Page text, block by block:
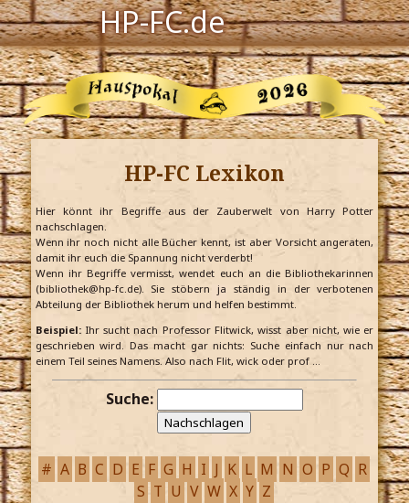
HP-FC.de
Navigation
Harry Potter
Der HP-FC
Hogwarts
Zauberwelt
Willkommen
Jetzt Fanclub-Mitglied werden!
HP-FC Lexikon
Hier könnt ihr Begriffe aus der Zauberwelt von Harry Potter
nachschlagen.
Wenn ihr noch nicht alle Bücher kennt, ist aber Vorsicht angeraten,
damit ihr euch die Spannung nicht verderbt!
Wenn ihr Begriffe vermisst, wendet euch an die Bibliothekarinnen
(bibliothek@hp-fc.de). Sie stöbern ja ständig in der verbotenen
Abteilung der Bibliothek herum und helfen bestimmt.
Beispiel:Ihr sucht nach Professor Flitwick, wisst aber nicht, wie er
geschrieben wird. Das macht gar nichts: Suche einfach nur nach
einem Teil seines Namens. Also nach Flit, wick oder prof …
Suche:
# A B C D E F G H I J K L M N O P Q R
S T U V W X Y Z